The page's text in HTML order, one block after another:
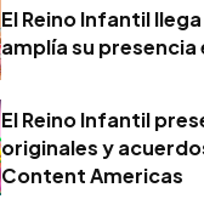
El Reino Infantil llega
amplía su
El Reino Infantil
originales y
Content Americas